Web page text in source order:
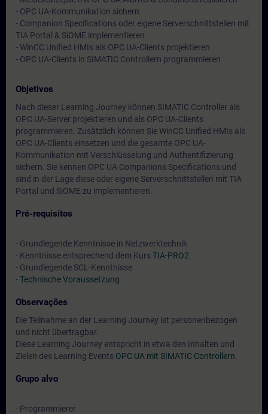
- OPC UA-Kommunikation sichern
- Companion Specifications oder eigene Serverschnittstellen mit
TIA Portal & SiOME implementieren
- WinCC Unified HMIs als OPC UA-Clients projektieren
- OPC UA-Clients in SIMATIC Controllern programmieren
Objetivos
Nach dieser Learning Journey können SIMATIC Controller als
OPC UA-Server projektieren und als OPC UA-Clients
programmieren. Zusätzlich können Sie WinCC Unified HMIs als
OPC UA-Clients einsetzen und die gesamte OPC UA-
Kommunikation mit Verschlüsselung und Authentifizierung
sichern. Sie kennen OPC UA Companions Specifications und
sind in der Lage diese oder eigene Serverschnittstellen mit TIA
Portal und SiOME zu implementieren.
Pré-requisitos
- Grundlegende Kenntnisse in Netzwerktechnik
- Kenntnisse entsprechend dem Kurs TIA-PRO2
- Grundlegende SCL-Kenntnisse
-Technische Voraussetzung
Observações
Die Teilnahme an der Learning Journey ist personenbezogen
und nicht übertragbar.
Diese Learning Journey entspricht in etwa den Inhalten und
Zielen des Learning Events OPC UA mit SIMATIC Controllern
Grupo alvo
- Programmierer